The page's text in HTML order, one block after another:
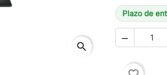
Plazo de
